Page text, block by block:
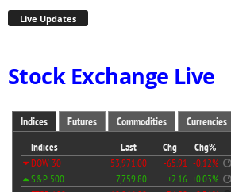
Live Updates
Stock Exchange Live